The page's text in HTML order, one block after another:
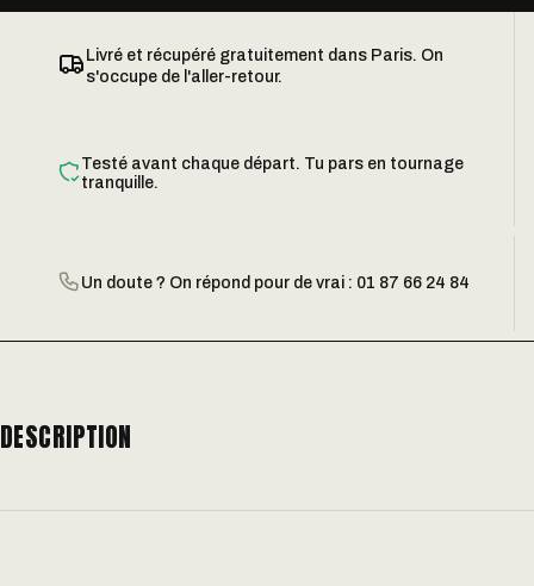
Livré et récupéré gratuitement dans Paris. On
s'occupe de l'aller-retour.
Testé avant chaque départ. Tu pars en tournage
tranquille.
Un doute ? On répond pour de vrai : 01 87 66 24 84
DESCRIPTION